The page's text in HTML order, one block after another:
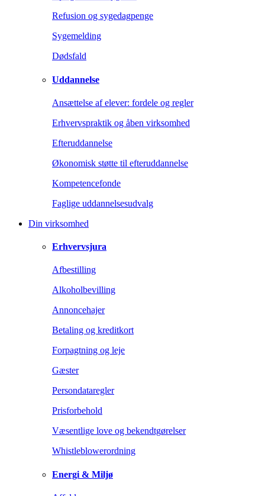
Refusion og sygedagpenge
Sygemelding
Dødsfald
Uddannelse
Ansættelse af elever: fordele og regler
Erhvervspraktik og åben virksomhed
Efteruddannelse
Økonomisk støtte til efteruddannelse
Kompetencefonde
Faglige uddannelsesudvalg
Din virksomhed
Erhvervsjura
Afbestilling
Alkoholbevilling
Annoncehajer
Betaling og kreditkort
Forpagtning og leje
Gæster
Persondataregler
Prisforbehold
Væsentlige love og bekendtgørelser
Whistleblowerordning
Energi & Miljø